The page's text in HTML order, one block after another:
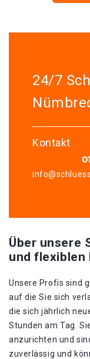
24/7
Kontakt
Über unsere
und flexiblen
Unsere Profis sind
auf die Sie sich
die sich jährlich
Stunden am Tag.
anzurichten und
zuverlässig und